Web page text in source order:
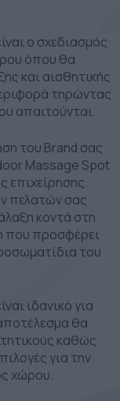
ο σχεδιασμός
όπου θα
και αισθητικής
τηρώντας
απαιτούνται.
του Brand σας
Massage Spot
επιχείρησης.
πελατών σας
κοντά στη
που προσφέρει
του
ιδανικό για
θα
καθώς
για την
χώρου.